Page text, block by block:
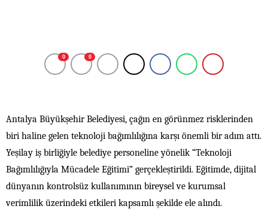
0 0
Antalya Büyükşehir Belediyesi, çağın en görünmez risklerinden
biri haline gelen teknoloji bağımlılığına karşı önemli bir adım attı.
Yeşilay iş birliğiyle belediye personeline yönelik “Teknoloji
Bağımlılığıyla Mücadele Eğitimi” gerçekleştirildi. Eğitimde, dijital
dünyanın kontrolsüz kullanımının bireysel ve kurumsal
verimlilik üzerindeki etkileri kapsamlı şekilde ele alındı.